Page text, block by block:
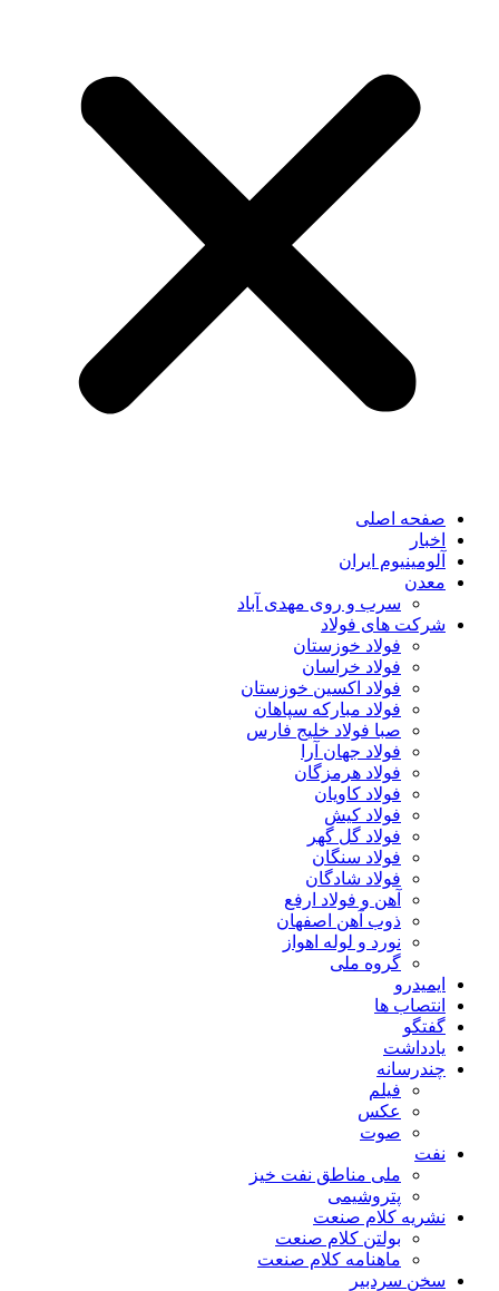
صفحه اصلی
اخبار
آلومینیوم ایران
معدن
سرب و روی مهدی آباد
شرکت های فولاد
فولاد خوزستان
فولاد خراسان
فولاد اکسین خوزستان
فولاد مبارکه سپاهان
صبا فولاد خلیج فارس
فولاد جهان آرا
فولاد هرمزگان
فولاد کاویان
فولاد کیش
فولاد گل گهر
فولاد سنگان
فولاد شادگان
آهن و فولاد ارفع
ذوب آهن اصفهان
نورد و لوله اهواز
گروه ملی
ایمیدرو
انتصاب ها
گفتگو
یادداشت
چندرسانه
فیلم
عکس
صوت
نفت
ملی مناطق نفت خیز
پتروشیمی
نشریه کلام صنعت
بولتن کلام صنعت
ماهنامه کلام صنعت
سخن سردبیر